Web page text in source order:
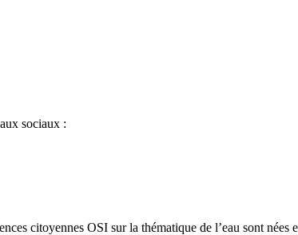
sociaux :
citoyennes OSI sur la thématique de l’eau sont